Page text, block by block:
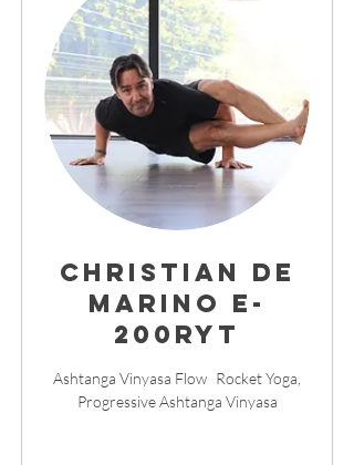
Christian de
Marino E-
200RYT
Ashtanga Vinyasa Flow Rocket Yoga,
Progressive Ashtanga Vinyasa